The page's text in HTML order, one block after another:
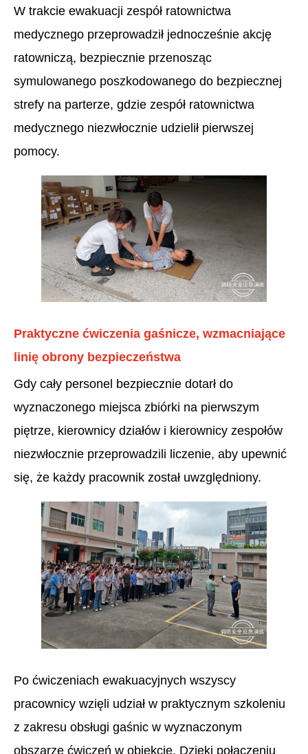
W trakcie ewakuacji zespół ratownictwa
medycznego przeprowadził jednocześnie akcję
ratowniczą, bezpiecznie przenosząc
symulowanego poszkodowanego do bezpiecznej
strefy na parterze, gdzie zespół ratownictwa
medycznego niezwłocznie udzielił pierwszej
pomocy.
Praktyczne ćwiczenia gaśnicze, wzmacniające
linię obrony bezpieczeństwa
Gdy cały personel bezpiecznie dotarł do
wyznaczonego miejsca zbiórki na pierwszym
piętrze, kierownicy działów i kierownicy zespołów
niezwłocznie przeprowadzili liczenie, aby upewnić
się, że każdy pracownik został uwzględniony.
Po ćwiczeniach ewakuacyjnych wszyscy
pracownicy wzięli udział w praktycznym szkoleniu
z zakresu obsługi gaśnic w wyznaczonym
obszarze ćwiczeń w obiekcie. Dzięki połączeniu